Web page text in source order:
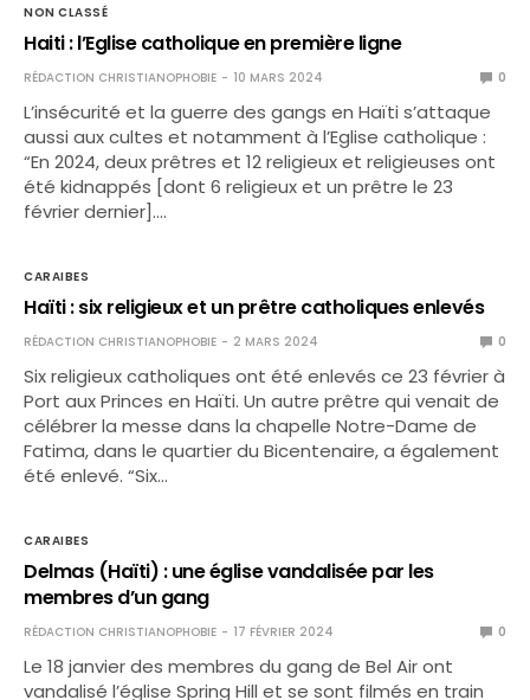
NON CLASSÉ
Haiti : l’Eglise catholique en première ligne
RÉDACTION CHRISTIANOPHOBIE 10 MARS 2024 0
L’insécurité et la guerre des gangs en Haïti s’attaque
aussi aux cultes et notamment à l’Eglise catholique :
“En 2024, deux prêtres et 12 religieux et religieuses ont
été kidnappés [dont 6 religieux et un prêtre le 23
février dernier].…
CARAIBES
Haïti : six religieux et un prêtre catholiques enlevés
RÉDACTION CHRISTIANOPHOBIE 2 MARS 2024 0
Six religieux catholiques ont été enlevés ce 23 février à
Port aux Princes en Haïti. Un autre prêtre qui venait de
célébrer la messe dans la chapelle Notre-Dame de
Fatima, dans le quartier du Bicentenaire, a également
été enlevé. “Six…
CARAIBES
Delmas (Haïti) : une église vandalisée par les
membres d’un gang
RÉDACTION CHRISTIANOPHOBIE 17 FÉVRIER 2024 0
Le 18 janvier des membres du gang de Bel Air ont
vandalisé l’église Spring Hill et se sont filmés en train